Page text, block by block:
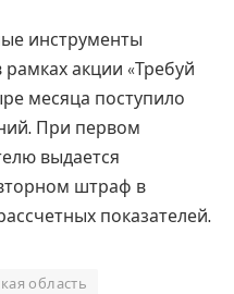
инструменты
акции «Требуй
месяца поступило
При первом
выдается
штраф в
показателей.
область